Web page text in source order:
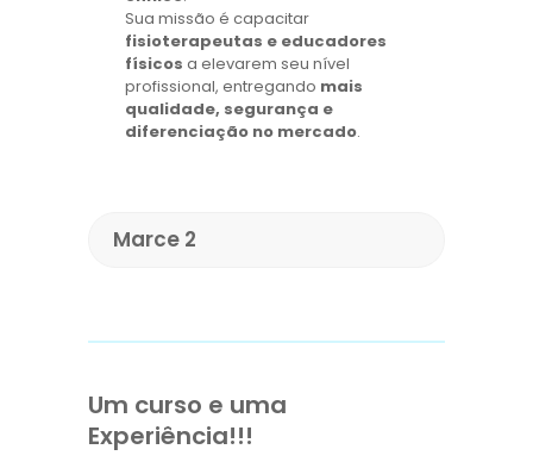
Sua missão é capacitar
fisioterapeutas e educadores
físicos a elevarem seu nível
profissional, entregando mais
qualidade, segurança e
diferenciação no mercado.
Marce 2
Um curso e uma
Experiência!!!